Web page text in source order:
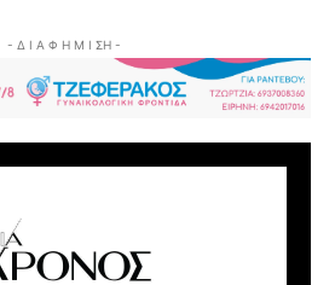
- Δ Ι Α Φ Η Μ Ι ΣΗ -